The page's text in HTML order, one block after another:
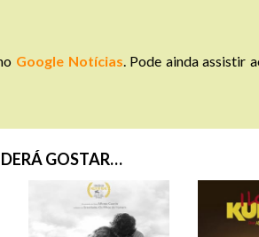
Google Notícias. Pode ainda assistir
GOSTAR…